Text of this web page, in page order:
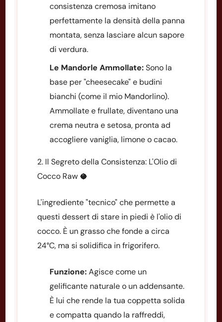
consistenza cremosa imitano
perfettamente la densità della panna
montata, senza lasciare alcun sapore
di verdura.
Le Mandorle Ammollate:Sono la
base per "cheesecake" e budini
bianchi (come il mio Mandorlino).
Ammollate e frullate, diventano una
crema neutra e setosa, pronta ad
accogliere vaniglia, limone o cacao.
2. Il Segreto della Consistenza: L'Olio di
Cocco Raw 🥥
L'ingrediente "tecnico" che permette a
questi dessert di stare in piedi è l'olio di
cocco. È un grasso che fonde a circa
24°C, ma si solidifica in frigorifero.
Funzione:Agisce come un
gelificante naturale o un addensante.
È lui che rende la tua coppetta solida
e compatta quando la raffreddi,